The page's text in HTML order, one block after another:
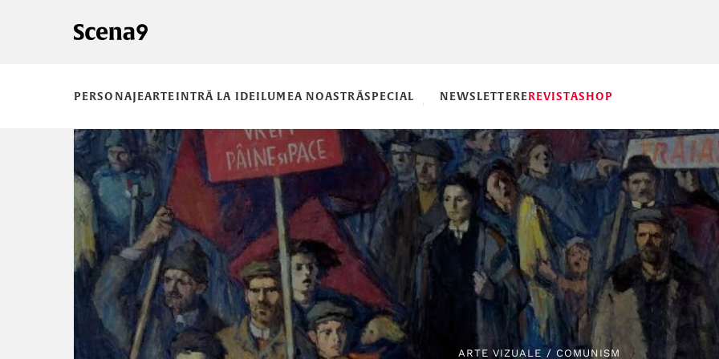
PERSONAJEARTEINTRĂ LA IDEILUMEA NOASTRĂSPECIAL NEWSLETTEREREVISTASHOP
ARTE VIZUALE / COMUNISM